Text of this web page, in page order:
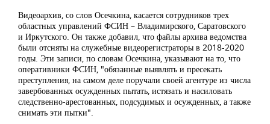
Видеоархив, со слов Осечкина, касается сотрудников трех
областных управлений ФСИН – Владимирского, Саратовского
и Иркутского. Он также добавил, что файлы архива ведомства
были отсняты на служебные видеорегистраторы в 2018-2020
годы. Эти записи, по словам Осечкина, указывают на то, что
оперативники ФСИН, "обязанные выявлять и пресекать
преступления, на самом деле поручали своей агентуре из числа
завербованных осужденных пытать, истязать и насиловать
следственно-арестованных, подсудимых и осужденных, а также
снимать эти пытки".